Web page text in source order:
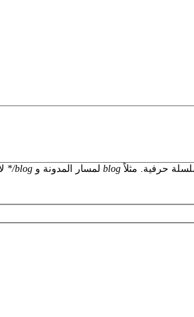
حرفية. مثلاً blog لمسار المدونة و blog/*